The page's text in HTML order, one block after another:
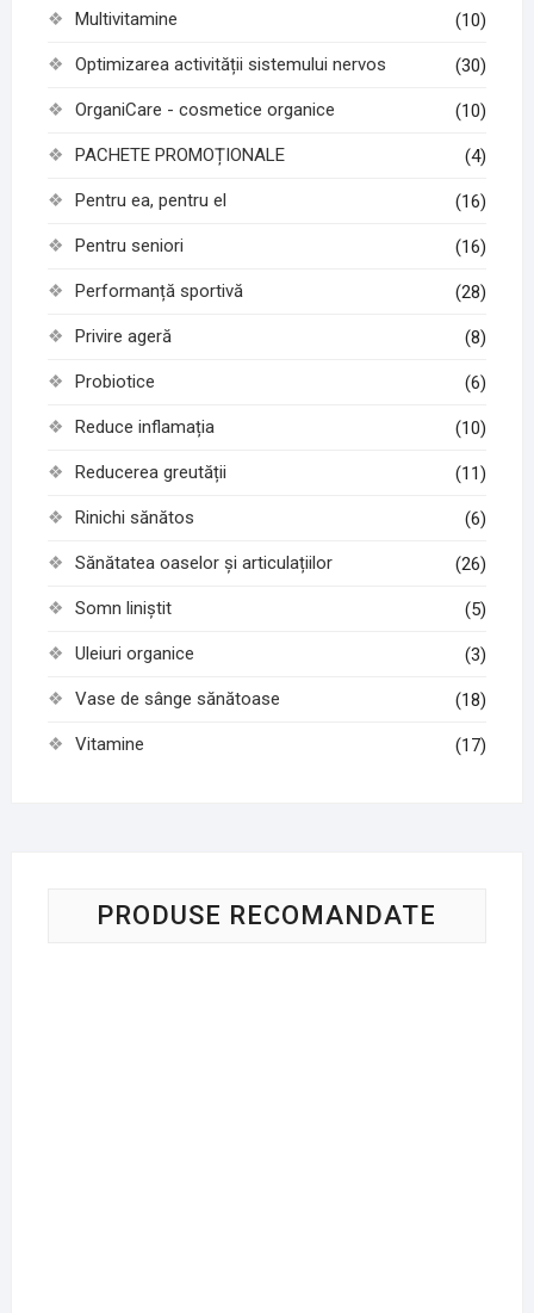
Multivitamine (10)
Optimizarea activității sistemului nervos (30)
OrganiCare - cosmetice organice (10)
PACHETE PROMOȚIONALE (4)
Pentru ea, pentru el (16)
Pentru seniori (16)
Performanță sportivă (28)
Privire ageră (8)
Probiotice (6)
Reduce inflamația (10)
Reducerea greutății (11)
Rinichi sănătos (6)
Sănătatea oaselor și articulațiilor (26)
Somn liniștit (5)
Uleiuri organice (3)
Vase de sânge sănătoase (18)
Vitamine (17)
PRODUSE RECOMANDATE